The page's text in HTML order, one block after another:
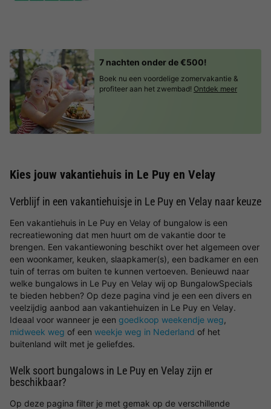
7 nachten onder de €500!
Boek nu een voordelige zomervakantie &
profiteer aan het zwembad! Ontdek meer
Kies jouw vakantiehuis in Le Puy en Velay
Verblijf in een vakantiehuisje in Le Puy en Velay naar keuze
Een vakantiehuis in Le Puy en Velay of bungalow is een
recreatiewoning dat men huurt om de vakantie door te
brengen. Een vakantiewoning beschikt over het algemeen over
een woonkamer, keuken, slaapkamer(s), een badkamer en een
tuin of terras om buiten te kunnen vertoeven. Benieuwd naar
welke bungalows in Le Puy en Velay wij op BungalowSpecials
te bieden hebben? Op deze pagina vind je een een divers en
veelzijdig aanbod aan vakantiehuizen in Le Puy en Velay.
Ideaal voor wanneer je een goedkoop weekendje weg,
midweek weg of een weekje weg in Nederland of het
buitenland wilt met je geliefdes.
Welk soort bungalows in Le Puy en Velay zijn er
beschikbaar?
Op deze pagina filter je met gemak op de verschillende